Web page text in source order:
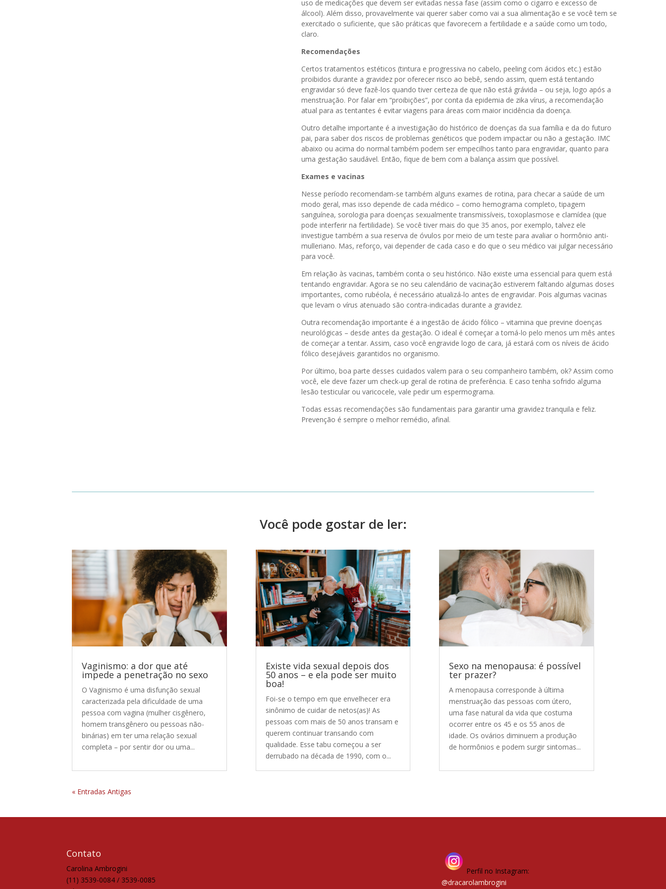
uso de medicações que devem ser evitadas nessa fase (assim como o cigarro e excesso de
álcool). Além disso, provavelmente vai querer saber como vai a sua alimentação e se você tem se
exercitado o suficiente, que são práticas que favorecem a fertilidade e a saúde como um todo,
claro.
Recomendações
Certos tratamentos estéticos (tintura e progressiva no cabelo, peeling com ácidos etc.) estão
proibidos durante a gravidez por oferecer risco ao bebê, sendo assim, quem está tentando
engravidar só deve fazê-los quando tiver certeza de que não está grávida – ou seja, logo após a
menstruação. Por falar em “proibições”, por conta da epidemia de zika vírus, a recomendação
atual para as tentantes é evitar viagens para áreas com maior incidência da doença.
Outro detalhe importante é a investigação do histórico de doenças da sua família e da do futuro
pai, para saber dos riscos de problemas genéticos que podem impactar ou não a gestação. IMC
abaixo ou acima do normal também podem ser empecilhos tanto para engravidar, quanto para
uma gestação saudável. Então, fique de bem com a balança assim que possível.
Exames e vacinas
Nesse período recomendam-se também alguns exames de rotina, para checar a saúde de um
modo geral, mas isso depende de cada médico – como hemograma completo, tipagem
sanguínea, sorologia para doenças sexualmente transmissíveis, toxoplasmose e clamídea (que
pode interferir na fertilidade). Se você tiver mais do que 35 anos, por exemplo, talvez ele
investigue também a sua reserva de óvulos por meio de um teste para avaliar o hormônio anti-
mulleriano. Mas, reforço, vai depender de cada caso e do que o seu médico vai julgar necessário
para você.
Em relação às vacinas, também conta o seu histórico. Não existe uma essencial para quem está
tentando engravidar. Agora se no seu calendário de vacinação estiverem faltando algumas doses
importantes, como rubéola, é necessário atualizá-lo antes de engravidar. Pois algumas vacinas
que levam o vírus atenuado são contra-indicadas durante a gravidez.
Outra recomendação importante é a ingestão de ácido fólico – vitamina que previne doenças
neurológicas – desde antes da gestação. O ideal é começar a tomá-lo pelo menos um mês antes
de começar a tentar. Assim, caso você engravide logo de cara, já estará com os níveis de ácido
fólico desejáveis garantidos no organismo.
Por último, boa parte desses cuidados valem para o seu companheiro também, ok? Assim como
você, ele deve fazer um check-up geral de rotina de preferência. E caso tenha sofrido alguma
lesão testicular ou varicocele, vale pedir um espermograma.
Todas essas recomendações são fundamentais para garantir uma gravidez tranquila e feliz.
Prevenção é sempre o melhor remédio, afinal.
Você pode gostar de ler:
Vaginismo: a dor que até
impede a penetração no sexo
O Vaginismo é uma disfunção sexual
caracterizada pela dificuldade de uma
pessoa com vagina (mulher cisgênero,
homem transgênero ou pessoas não-
binárias) em ter uma relação sexual
completa – por sentir dor ou uma...
Existe vida sexual depois dos
50 anos – e ela pode ser muito
boa!
Foi-se o tempo em que envelhecer era
sinônimo de cuidar de netos(as)! As
pessoas com mais de 50 anos transam e
querem continuar transando com
qualidade. Esse tabu começou a ser
derrubado na década de 1990, com o...
Sexo na menopausa: é possível
ter prazer?
A menopausa corresponde à última
menstruação das pessoas com útero,
uma fase natural da vida que costuma
ocorrer entre os 45 e os 55 anos de
idade. Os ovários diminuem a produção
de hormônios e podem surgir sintomas...
« Entradas Antigas
Contato
Carolina Ambrogini
(11) 3539-0084 / 3539-0085
Perfil no Instagram:
@dracarolambrogini